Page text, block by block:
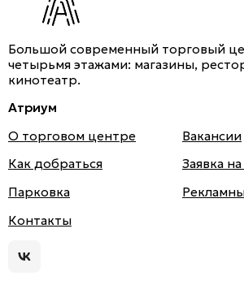
Большой современный торговый
четырьмя этажами: магазины,
кинотеатр.
Атриум
О торговом центре
Как добраться
Парковка
Контакты
Вакансии
Заявка
Атри
во
Вкон